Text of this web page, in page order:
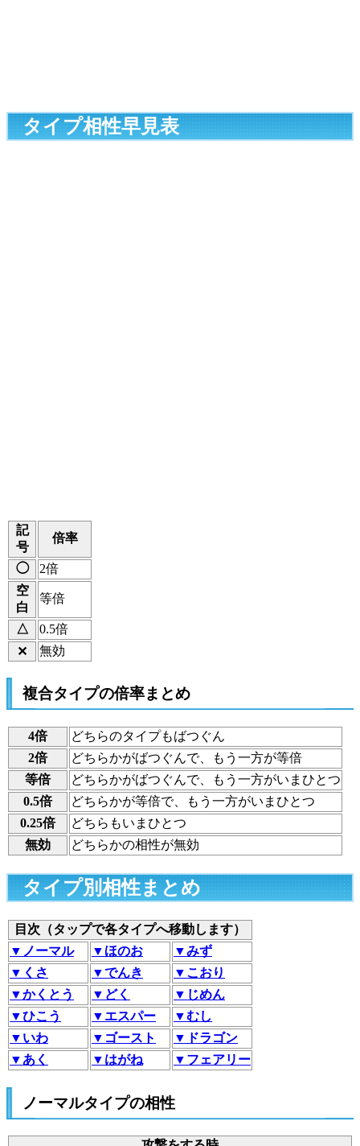
タイプ相性早見表
記
号
倍率
◯
2倍
空
白
等倍
△
0.5倍
✕
無効
複合タイプの倍率まとめ
4倍
どちらのタイプもばつぐん
2倍
どちらかがばつぐんで、もう一方が等倍
等倍
どちらかがばつぐんで、もう一方がいまひとつ
0.5倍
どちらかが等倍で、もう一方がいまひとつ
0.25倍
どちらもいまひとつ
無効
どちらかの相性が無効
タイプ別相性まとめ
目次（タップで各タイプへ移動します）
▼ノーマル
▼ほのお
▼みず
▼くさ
▼でんき
▼こおり
▼かくとう
▼どく
▼じめん
▼ひこう
▼エスパー
▼むし
▼いわ
▼ゴースト
▼ドラゴン
▼あく
▼はがね ▼フェアリー
ノーマルタイプの相性